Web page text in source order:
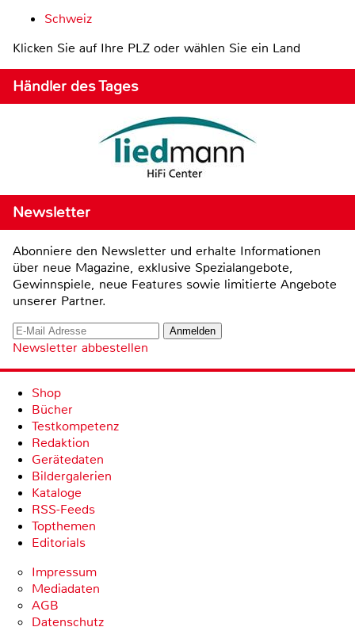
Schweiz
Klicken Sie auf Ihre PLZ oder wählen Sie ein Land
Händler des Tages
Newsletter
Abonniere den Newsletter und erhalte Informationen
über neue Magazine, exklusive Spezialangebote,
Gewinnspiele, neue Features sowie limitierte Angebote
unserer Partner.
Newsletter abbestellen
Shop
Bücher
Testkompetenz
Redaktion
Gerätedaten
Bildergalerien
Kataloge
RSS-Feeds
Topthemen
Editorials
Impressum
Mediadaten
AGB
Datenschutz